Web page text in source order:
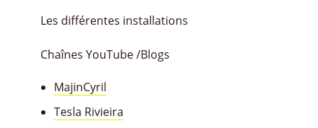
Les différentes installations
Chaînes YouTube /Blogs
MajinCyril
Tesla Rivieira